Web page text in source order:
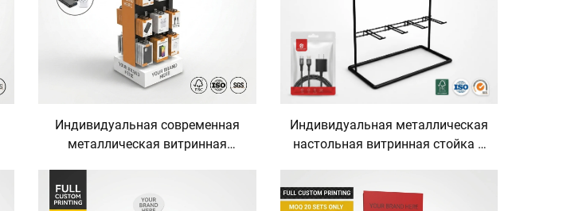
Индивидуальная современная
металлическая витринная
аксессуаров к потребительской
Индивидуальная металлическая
настольная витринная стойка с
кабелей, зарядных устройств,